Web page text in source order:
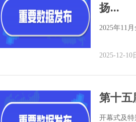
扬...
2025年11
2025-12-10
第十五
开幕式及特